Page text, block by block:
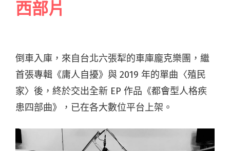
西部片
倒車入庫，來自台北六張犁的車庫龐克樂團，繼
首張專輯《庸人自擾》與 2019 年的單曲〈殖民
家〉後，終於交出全新 EP 作品《都會型人格疾
患四部曲》，已在各大數位平台上架。